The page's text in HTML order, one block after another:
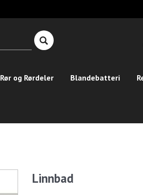
Top
Søk
Rør og Rørdeler Blandebatteri
Linnbad